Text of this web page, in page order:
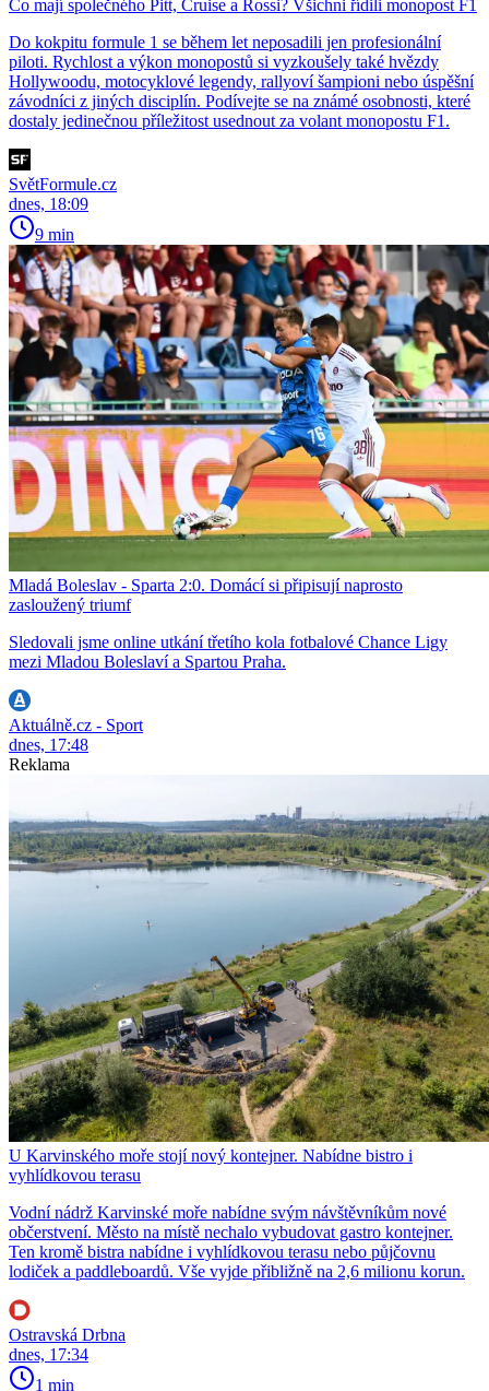
Co mají společného Pitt, Cruise a Rossi? Všichni řídili monopost F1
Do kokpitu formule 1 se během let neposadili jen profesionální
piloti. Rychlost a výkon monopostů si vyzkoušely také hvězdy
Hollywoodu, motocyklové legendy, rallyoví šampioni nebo úspěšní
závodníci z jiných disciplín. Podívejte se na známé osobnosti, které
dostaly jedinečnou příležitost usednout za volant monopostu F1.
SvětFormule.cz
dnes, 18:09
9 min
Mladá Boleslav - Sparta 2:0. Domácí si připisují naprosto
zasloužený triumf
Sledovali jsme online utkání třetího kola fotbalové Chance Ligy
mezi Mladou Boleslaví a Spartou Praha.
Aktuálně.cz - Sport
dnes, 17:48
Reklama
U Karvinského moře stojí nový kontejner. Nabídne bistro i
vyhlídkovou terasu
Vodní nádrž Karvinské moře nabídne svým návštěvníkům nové
občerstvení. Město na místě nechalo vybudovat gastro kontejner.
Ten kromě bistra nabídne i vyhlídkovou terasu nebo půjčovnu
lodiček a paddleboardů. Vše vyjde přibližně na 2,6 milionu korun.
Ostravská Drbna
dnes, 17:34
1 min